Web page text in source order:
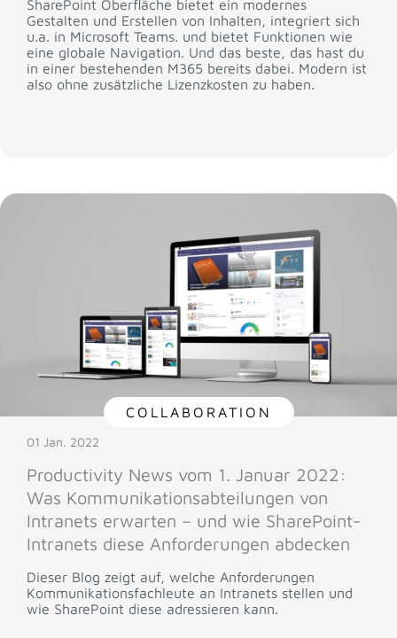
SharePoint Oberfläche bietet ein modernes
Gestalten und Erstellen von Inhalten, integriert sich
u.a. in Microsoft Teams. und bietet Funktionen wie
eine globale Navigation. Und das beste, das hast du
in einer bestehenden M365 bereits dabei. Modern ist
also ohne zusätzliche Lizenzkosten zu haben.
COLLABORATION
01 Jan. 2022
Productivity News vom 1. Januar 2022:
Was Kommunikationsabteilungen von
Intranets erwarten – und wie SharePoint-
Intranets diese Anforderungen abdecken
Dieser Blog zeigt auf, welche Anforderungen
Kommunikationsfachleute an Intranets stellen und
wie SharePoint diese adressieren kann.